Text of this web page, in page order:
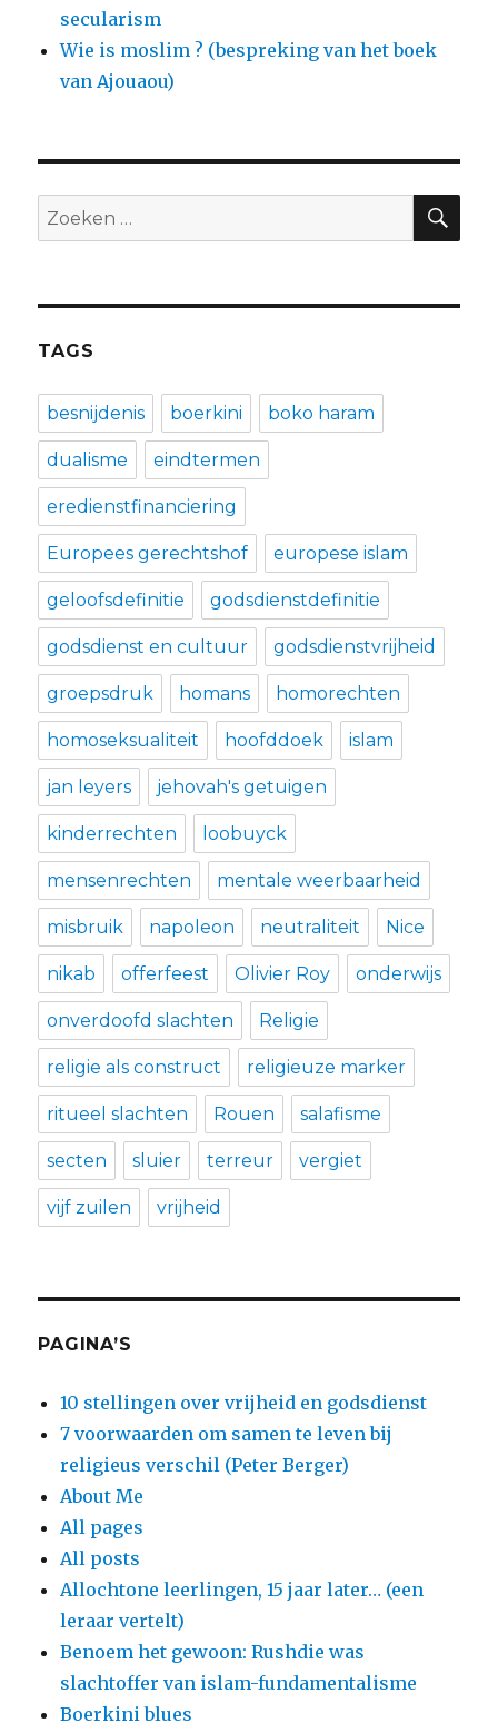
secularism
Wie is moslim ? (bespreking van het boek
van Ajouaou)
Zoeken
naar:
TAGS
besnijdenis boerkini boko haram
dualisme eindtermen
eredienstfinanciering
Europees gerechtshof europese islam
geloofsdefinitie godsdienstdefinitie
godsdienst en cultuur godsdienstvrijheid
groepsdruk homans homorechten
homoseksualiteit hoofddoek islam
jan leyers jehovah's getuigen
kinderrechten loobuyck
mensenrechten mentale weerbaarheid
misbruik napoleon neutraliteit Nice
nikab offerfeest Olivier Roy onderwijs
onverdoofd slachten Religie
religie als construct religieuze marker
ritueel slachten Rouen salafisme
secten sluier terreur vergiet
vijf zuilen vrijheid
PAGINA’S
10 stellingen over vrijheid en godsdienst
7 voorwaarden om samen te leven bij
religieus verschil (Peter Berger)
About Me
All pages
All posts
Allochtone leerlingen, 15 jaar later… (een
leraar vertelt)
Benoem het gewoon: Rushdie was
slachtoffer van islam-fundamentalisme
Boerkini blues